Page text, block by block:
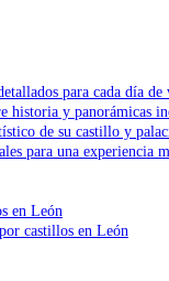
para cada día de
historia y panorámicas
de su castillo y
para una experiencia
en León
castillos en León